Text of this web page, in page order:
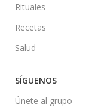
Rituales
Recetas
Salud
SÍGUENOS
Únete al grupo